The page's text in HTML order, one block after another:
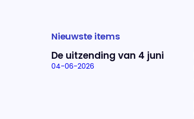
Nieuwste items
De uitzending van 4 juni
04-06-2026